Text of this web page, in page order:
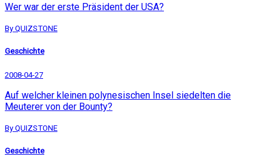
Wer war der erste Präsident der USA?
By QUIZSTONE
Geschichte
2008-04-27
Auf welcher kleinen polynesischen Insel siedelten die
Meuterer von der Bounty?
By QUIZSTONE
Geschichte